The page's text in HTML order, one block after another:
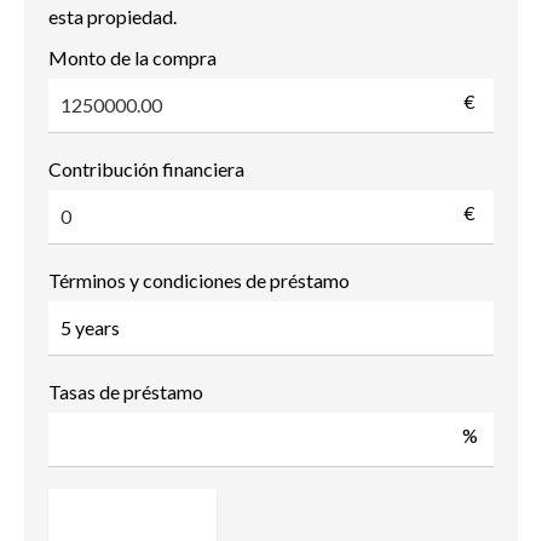
esta propiedad.
Monto de la compra
€
Contribución financiera
€
Términos y condiciones de préstamo
Tasas de préstamo
%